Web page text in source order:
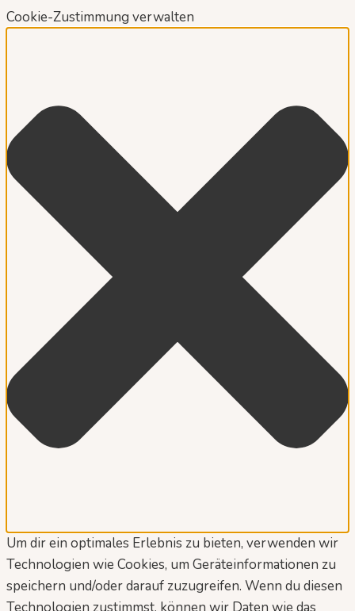
Cookie-Zustimmung verwalten
Um dir ein optimales Erlebnis zu bieten, verwenden wir
Technologien wie Cookies, um Geräteinformationen zu
speichern und/oder darauf zuzugreifen. Wenn du diesen